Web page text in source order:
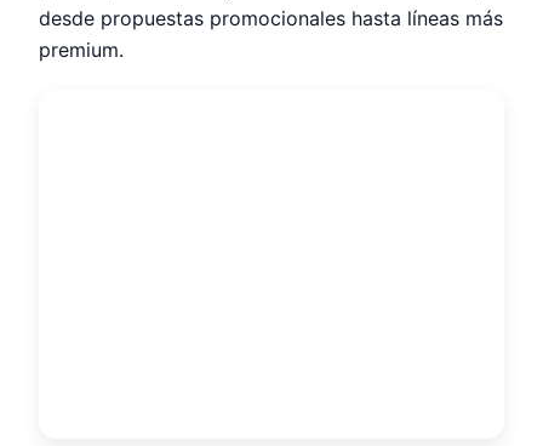
desde propuestas promocionales hasta líneas más
premium.